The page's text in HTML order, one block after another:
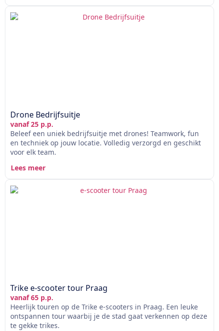
Drone Bedrijfsuitje
vanaf 25 p.p.
Beleef een uniek bedrijfsuitje met drones! Teamwork, fun
en techniek op jouw locatie. Volledig verzorgd en geschikt
voor elk team.
Lees meer
Trike e-scooter tour Praag
vanaf 65 p.p.
Heerlijk touren op de Trike e-scooters in Praag. Een leuke
ontspannen tour waarbij je de stad gaat verkennen op deze
te gekke trikes.